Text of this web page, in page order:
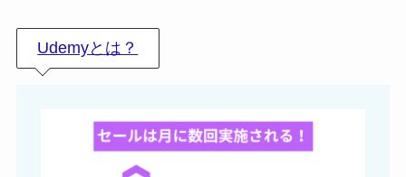
Udemyとは？